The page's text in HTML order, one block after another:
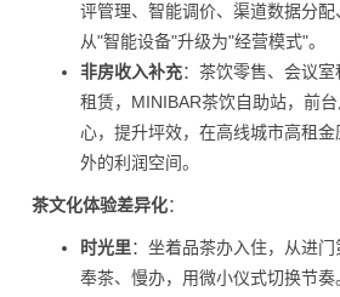
评管理、智能调价、渠道数据分配
从"智能设备"升级为"经营模式"。
非房收入补充：茶饮零售、会议
租赁，MINIBAR茶饮自助站，前
心，提升坪效，在高线城市高租
外的利润空间。
茶文化体验差异化：
时光里：坐着品茶办入住，从进门
奉茶、慢办，用微小仪式切换节奏